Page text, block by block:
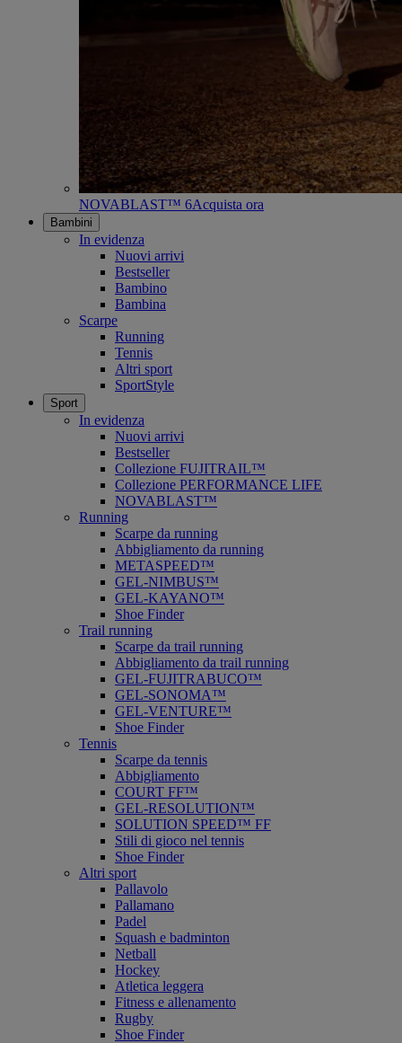
NOVABLAST™ 6Acquista ora
Bambini
In evidenza
Nuovi arrivi
Bestseller
Bambino
Bambina
Scarpe
Running
Tennis
Altri sport
SportStyle
Sport
In evidenza
Nuovi arrivi
Bestseller
Collezione FUJITRAIL™
Collezione PERFORMANCE LIFE
NOVABLAST™
Running
Scarpe da running
Abbigliamento da running
METASPEED™
GEL-NIMBUS™
GEL-KAYANO™
Shoe Finder
Trail running
Scarpe da trail running
Abbigliamento da trail running
GEL-FUJITRABUCO™
GEL-SONOMA™
GEL-VENTURE™
Shoe Finder
Tennis
Scarpe da tennis
Abbigliamento
COURT FF™
GEL-RESOLUTION™
SOLUTION SPEED™ FF
Stili di gioco nel tennis
Shoe Finder
Altri sport
Pallavolo
Pallamano
Padel
Squash e badminton
Netball
Hockey
Atletica leggera
Fitness e allenamento
Rugby
Shoe Finder